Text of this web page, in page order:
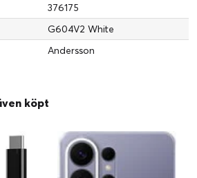
376175
G604V2 White
Andersson
köpt